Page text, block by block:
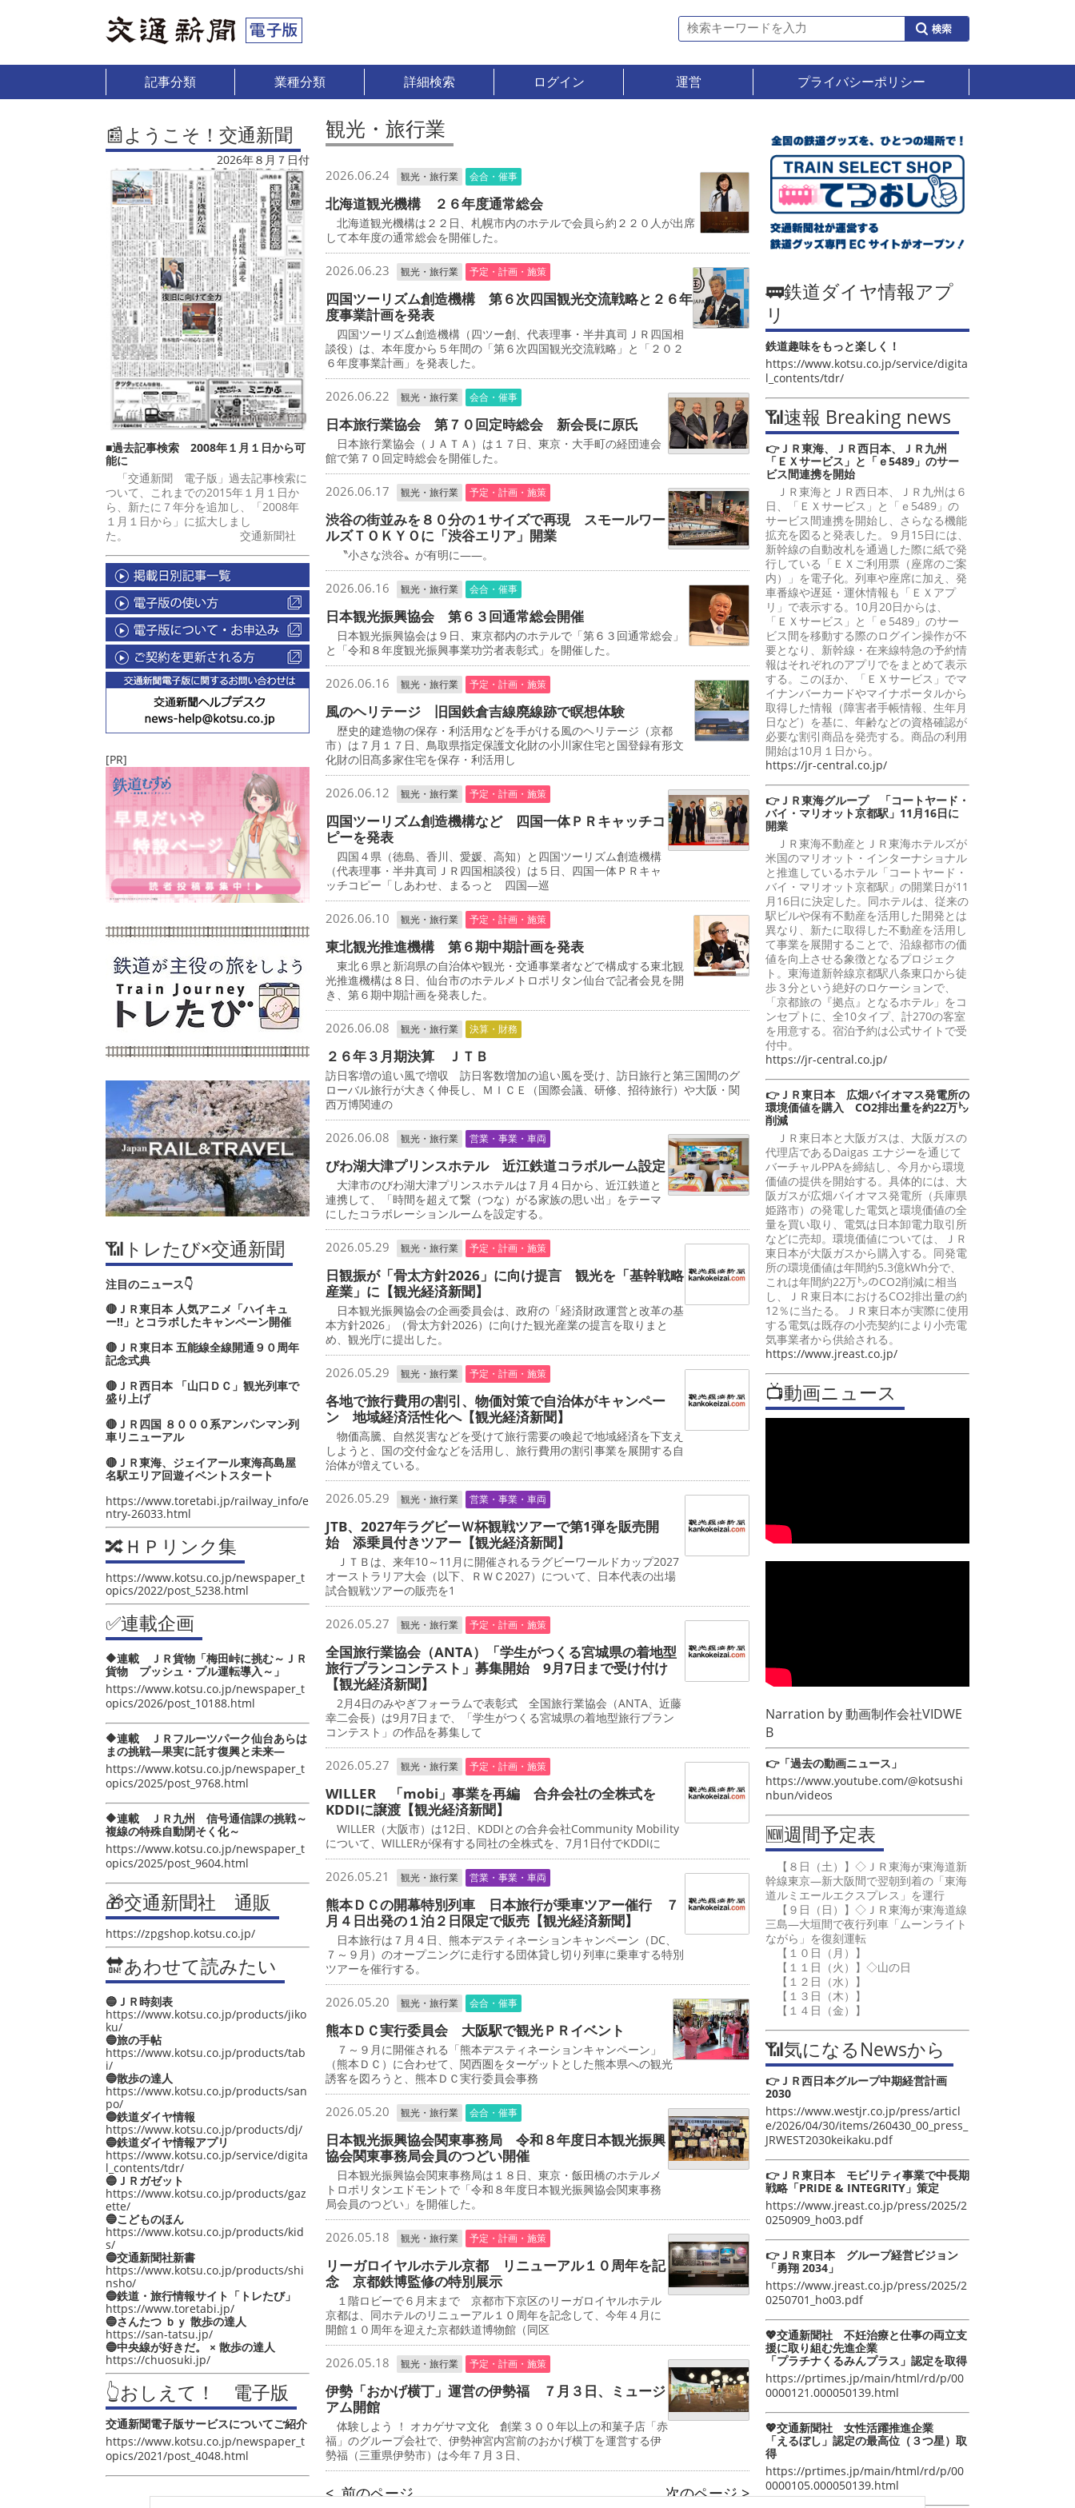
記事分類 業種分類 詳細検索 ログイン 運営 プライバシーポリシー
📰ようこそ！交通新聞
2026年８月７日付
■過去記事検索 2008年１月１日から可
能に
「交通新聞 電子版」過去記事検索に
ついて、これまでの2015年１月１日か
ら、新たに７年分を追加し、「2008年
１月１日から」に拡大しまし
た。 交通新聞社
[PR]
📶トレたび×交通新聞
注目のニュース👇
🔴ＪＲ東日本 人気アニメ「ハイキュ
ー‼」とコラボしたキャンペーン開催
🔴ＪＲ東日本 五能線全線開通９０周年
記念式典
🔴ＪＲ西日本 「山口ＤＣ」観光列車で
盛り上げ
🔴ＪＲ四国 ８０００系アンパンマン列
車リニューアル
🔴ＪＲ東海、ジェイアール東海髙島屋
名駅エリア回遊イベントスタート
https://www.toretabi.jp/railway_info/e
ntry-26033.html
🔀ＨＰリンク集
https://www.kotsu.co.jp/newspaper_t
opics/2022/post_5238.html
✅連載企画
🔶連載 ＪＲ貨物「梅田峠に挑む～ＪＲ
貨物 プッシュ・プル運転導入～」
https://www.kotsu.co.jp/newspaper_t
opics/2026/post_10188.html
🔶連載 ＪＲフルーツパーク仙台あらは
まの挑戦―果実に託す復興と未来―
https://www.kotsu.co.jp/newspaper_t
opics/2025/post_9768.html
🔶連載 ＪＲ九州 信号通信課の挑戦～
複線の特殊自動閉そく化～
https://www.kotsu.co.jp/newspaper_t
opics/2025/post_9604.html
🎁交通新聞社 通販
https://zpgshop.kotsu.co.jp/
🔛あわせて読みたい
🔵ＪＲ時刻表
https://www.kotsu.co.jp/products/jiko
ku/
🔵旅の手帖
https://www.kotsu.co.jp/products/tab
i/
🔵散歩の達人
https://www.kotsu.co.jp/products/san
po/
🔵鉄道ダイヤ情報
https://www.kotsu.co.jp/products/dj/
🔵鉄道ダイヤ情報アプリ
https://www.kotsu.co.jp/service/digita
l_contents/tdr/
🔵ＪＲガゼット
https://www.kotsu.co.jp/products/gaz
ette/
🔵こどものほん
https://www.kotsu.co.jp/products/kid
s/
🔵交通新聞社新書
https://www.kotsu.co.jp/products/shi
nsho/
🔵鉄道・旅行情報サイト「トレたび」
https://www.toretabi.jp/
🔵さんたつ ｂｙ 散歩の達人
https://san-tatsu.jp/
🔵中央線が好きだ。 × 散歩の達人
https://chuosuki.jp/
👆おしえて！ 電子版
交通新聞電子版サービスについてご紹介
https://www.kotsu.co.jp/newspaper_t
opics/2021/post_4048.html
観光・旅行業
2026.06.24 観光・旅行業 会合・催事
北海道観光機構 ２６年度通常総会
北海道観光機構は２２日、札幌市内のホテルで会員ら約２２０人が出席
して本年度の通常総会を開催した。
2026.06.23 観光・旅行業 予定・計画・施策
四国ツーリズム創造機構 第６次四国観光交流戦略と２６年
度事業計画を発表
四国ツーリズム創造機構（四ツー創、代表理事・半井真司ＪＲ四国相
談役）は、本年度から５年間の「第６次四国観光交流戦略」と「２０２
６年度事業計画」を発表した。
2026.06.22 観光・旅行業 会合・催事
日本旅行業協会 第７０回定時総会 新会長に原氏
日本旅行業協会（ＪＡＴＡ）は１７日、東京・大手町の経団連会
館で第７０回定時総会を開催した。
2026.06.17 観光・旅行業 予定・計画・施策
渋谷の街並みを８０分の１サイズで再現 スモールワー
ルズＴＯＫＹＯに「渋谷エリア」開業
〝小さな渋谷〟が有明に――。
2026.06.16 観光・旅行業 会合・催事
日本観光振興協会 第６３回通常総会開催
日本観光振興協会は９日、東京都内のホテルで「第６３回通常総会」
と「令和８年度観光振興事業功労者表彰式」を開催した。
2026.06.16 観光・旅行業 予定・計画・施策
風のヘリテージ 旧国鉄倉吉線廃線跡で瞑想体験
歴史的建造物の保存・利活用などを手がける風のヘリテージ（京都
市）は７月１７日、鳥取県指定保護文化財の小川家住宅と国登録有形文
化財の旧髙多家住宅を保存・利活用し
2026.06.12 観光・旅行業 予定・計画・施策
四国ツーリズム創造機構など 四国一体ＰＲキャッチコ
ピーを発表
四国４県（徳島、香川、愛媛、高知）と四国ツーリズム創造機構
（代表理事・半井真司ＪＲ四国相談役）は５日、四国一体ＰＲキャ
ッチコピー「しあわせ、まるっと 四国―巡
2026.06.10 観光・旅行業 予定・計画・施策
東北観光推進機構 第６期中期計画を発表
東北６県と新潟県の自治体や観光・交通事業者などで構成する東北観
光推進機構は８日、仙台市のホテルメトロポリタン仙台で記者会見を開
き、第６期中期計画を発表した。
2026.06.08 観光・旅行業 決算・財務
２６年３月期決算 ＪＴＢ
訪日客増の追い風で増収 訪日客数増加の追い風を受け、訪日旅行と第三国間のグ
ローバル旅行が大きく伸長し、ＭＩＣＥ（国際会議、研修、招待旅行）や大阪・関
西万博関連の
2026.06.08 観光・旅行業 営業・事業・車両
びわ湖大津プリンスホテル 近江鉄道コラボルーム設定
大津市のびわ湖大津プリンスホテルは７月４日から、近江鉄道と
連携して、「時間を超えて繋（つな）がる家族の思い出」をテーマ
にしたコラボレーションルームを設定する。
2026.05.29 観光・旅行業 予定・計画・施策
日観振が「骨太方針2026」に向け提言 観光を「基幹戦略
産業」に【観光経済新聞】
日本観光振興協会の企画委員会は、政府の「経済財政運営と改革の基
本方針2026」（骨太方針2026）に向けた観光産業の提言を取りまと
め、観光庁に提出した。
2026.05.29 観光・旅行業 予定・計画・施策
各地で旅行費用の割引、物価対策で自治体がキャンペー
ン 地域経済活性化へ【観光経済新聞】
物価高騰、自然災害などを受けて旅行需要の喚起で地域経済を下支え
しようと、国の交付金などを活用し、旅行費用の割引事業を展開する自
治体が増えている。
2026.05.29 観光・旅行業 営業・事業・車両
JTB、2027年ラグビーＷ杯観戦ツアーで第1弾を販売開
始 添乗員付きツアー【観光経済新聞】
ＪＴＢは、来年10～11月に開催されるラグビーワールドカップ2027
オーストラリア大会（以下、ＲＷＣ2027）について、日本代表の出場
試合観戦ツアーの販売を1
2026.05.27 観光・旅行業 予定・計画・施策
全国旅行業協会（ANTA）「学生がつくる宮城県の着地型
旅行プランコンテスト」募集開始 9月7日まで受け付け
【観光経済新聞】
2月4日のみやぎフォーラムで表彰式 全国旅行業協会（ANTA、近藤
幸二会長）は9月7日まで、「学生がつくる宮城県の着地型旅行プラン
コンテスト」の作品を募集して
2026.05.27 観光・旅行業 予定・計画・施策
WILLER 「mobi」事業を再編 合弁会社の全株式を
KDDIに譲渡【観光経済新聞】
WILLER（大阪市）は12日、KDDIとの合弁会社Community Mobility
について、WILLERが保有する同社の全株式を、7月1日付でKDDIに
2026.05.21 観光・旅行業 営業・事業・車両
熊本ＤＣの開幕特別列車 日本旅行が乗車ツアー催行 ７
月４日出発の１泊２日限定で販売【観光経済新聞】
日本旅行は７月４日、熊本デスティネーションキャンペーン（DC、
７～９月）のオープニングに走行する団体貸し切り列車に乗車する特別
ツアーを催行する。
2026.05.20 観光・旅行業 会合・催事
熊本ＤＣ実行委員会 大阪駅で観光ＰＲイベント
７～９月に開催される「熊本デスティネーションキャンペーン」
（熊本ＤＣ）に合わせて、関西圏をターゲットとした熊本県への観光
誘客を図ろうと、熊本ＤＣ実行委員会事務
2026.05.20 観光・旅行業 会合・催事
日本観光振興協会関東事務局 令和８年度日本観光振興
協会関東事務局会員のつどい開催
日本観光振興協会関東事務局は１８日、東京・飯田橋のホテルメ
トロポリタンエドモントで「令和８年度日本観光振興協会関東事務
局会員のつどい」を開催した。
2026.05.18 観光・旅行業 予定・計画・施策
リーガロイヤルホテル京都 リニューアル１０周年を記
念 京都鉄博監修の特別展示
１階ロビーで６月末まで 京都市下京区のリーガロイヤルホテル
京都は、同ホテルのリニューアル１０周年を記念して、今年４月に
開館１０周年を迎えた京都鉄道博物館（同区
2026.05.18 観光・旅行業 予定・計画・施策
伊勢「おかげ横丁」運営の伊勢福 ７月３日、ミュージ
アム開館
体験しよう ！ オカゲサマ文化 創業３００年以上の和菓子店「赤
福」のグループ会社で、伊勢神宮内宮前のおかげ横丁を運営する伊
勢福（三重県伊勢市）は今年７月３日、
< 前のページ 次のページ >
🚃鉄道ダイヤ情報アプ
リ
鉄道趣味をもっと楽しく！
https://www.kotsu.co.jp/service/digita
l_contents/tdr/
📶速報 Breaking news
👉ＪＲ東海、ＪＲ西日本、ＪＲ九州
「ＥＸサービス」と「ｅ5489」のサー
ビス間連携を開始
ＪＲ東海とＪＲ西日本、ＪＲ九州は６
日、「ＥＸサービス」と「ｅ5489」の
サービス間連携を開始し、さらなる機能
拡充を図ると発表した。９月15日には、
新幹線の自動改札を通過した際に紙で発
行している「ＥＸご利用票（座席のご案
内）」を電子化。列車や座席に加え、発
車番線や遅延・運休情報も「ＥＸアプ
リ」で表示する。10月20日からは、
「ＥＸサービス」と「ｅ5489」のサー
ビス間を移動する際のログイン操作が不
要となり、新幹線・在来線特急の予約情
報はそれぞれのアプリでをまとめて表示
する。このほか、「ＥＸサービス」でマ
イナンバーカードやマイナポータルから
取得した情報（障害者手帳情報、生年月
日など）を基に、年齢などの資格確認が
必要な割引商品を発売する。商品の利用
開始は10月１日から。
https://jr-central.co.jp/
👉ＪＲ東海グループ 「コートヤード・
バイ・マリオット京都駅」11月16日に
開業
ＪＲ東海不動産とＪＲ東海ホテルズが
米国のマリオット・インターナショナル
と推進しているホテル「コートヤード・
バイ・マリオット京都駅」の開業日が11
月16日に決定した。同ホテルは、従来の
駅ビルや保有不動産を活用した開発とは
異なり、新たに取得した不動産を活用し
て事業を展開することで、沿線都市の価
値を向上させる象徴となるプロジェク
ト。東海道新幹線京都駅八条東口から徒
歩３分という絶好のロケーションで、
「京都旅の『拠点』となるホテル」をコ
ンセプトに、全10タイプ、計270の客室
を用意する。宿泊予約は公式サイトで受
付中。
https://jr-central.co.jp/
👉ＪＲ東日本 広畑バイオマス発電所の
環境価値を購入 CO2排出量を約22万㌧
削減
ＪＲ東日本と大阪ガスは、大阪ガスの
代理店であるDaigas エナジーを通じて
バーチャルPPAを締結し、今月から環境
価値の提供を開始する。具体的には、大
阪ガスが広畑バイオマス発電所（兵庫県
姫路市）の発電した電気と環境価値の全
量を買い取り、電気は日本卸電力取引所
などに売却。環境価値については、ＪＲ
東日本が大阪ガスから購入する。同発電
所の環境価値は年間約5.3億kWh分で、
これは年間約22万㌧のCO2削減に相当
し、ＪＲ東日本におけるCO2排出量の約
12％に当たる。ＪＲ東日本が実際に使用
する電気は既存の小売契約により小売電
気事業者から供給される。
https://www.jreast.co.jp/
📺動画ニュース
Narration by動画制作会社VIDWE
B
👉「過去の動画ニュース」
https://www.youtube.com/@kotsushi
nbun/videos
🆕週間予定表
【８日（土）】◇ＪＲ東海が東海道新
幹線東京―新大阪間で翌朝到着の「東海
道ルミエールエクスプレス」を運行
【９日（日）】◇ＪＲ東海が東海道線
三島―大垣間で夜行列車「ムーンライト
ながら」を復刻運転
【１０日（月）】
【１１日（火）】◇山の日
【１２日（水）】
【１３日（木）】
【１４日（金）】
📶気になるNewsから
👉ＪＲ西日本グループ中期経営計画
2030
https://www.westjr.co.jp/press/articl
e/2026/04/30/items/260430_00_press_
JRWEST2030keikaku.pdf
👉ＪＲ東日本 モビリティ事業で中長期
戦略「PRIDE & INTEGRITY」策定
https://www.jreast.co.jp/press/2025/2
0250909_ho03.pdf
👉ＪＲ東日本 グループ経営ビジョン
「勇翔 2034」
https://www.jreast.co.jp/press/2025/2
0250701_ho03.pdf
💖交通新聞社 不妊治療と仕事の両立支
援に取り組む先進企業
「プラチナくるみんプラス」認定を取得
https://prtimes.jp/main/html/rd/p/00
0000121.000050139.html
💖交通新聞社 女性活躍推進企業
「えるぼし」認定の最高位（３つ星）取
得
https://prtimes.jp/main/html/rd/p/00
0000105.000050139.html